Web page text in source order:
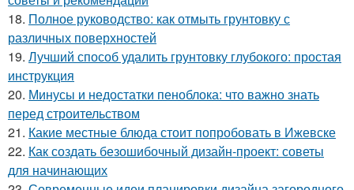
18. Полное руководство: как отмыть грунтовку с
различных поверхностей
19. Лучший способ удалить грунтовку глубокого: простая
инструкция
20. Минусы и недостатки пеноблока: что важно знать
перед строительством
21. Какие местные блюда стоит попробовать в Ижевске
22. Как создать безошибочный дизайн-проект: советы
для начинающих